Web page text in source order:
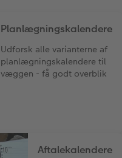
Planlægningskalendere
Udforsk alle varianterne af
planlægningskalendere til
væggen - få godt overblik
Aftalekalendere